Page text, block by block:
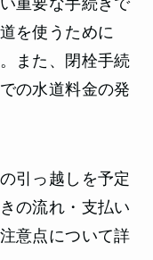
重要な手続きで
を使うために
また、閉栓手続
の水道料金の発
引っ越しを予定
の流れ・支払い
意点について詳